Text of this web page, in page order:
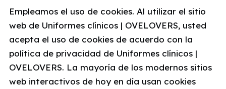
Empleamos el uso de cookies. Al utilizar el sitio
web de Uniformes clínicos | OVELOVERS, usted
acepta el uso de cookies de acuerdo con la
política de privacidad de Uniformes clínicos |
OVELOVERS. La mayoría de los modernos sitios
web interactivos de hoy en día usan cookies